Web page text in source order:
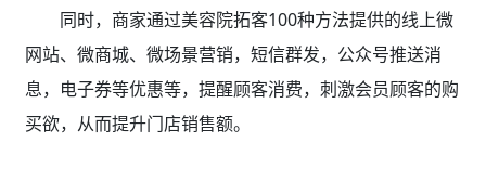
同时，商家通过美容院拓客100种方法提供的线上微
网站、微商城、微场景营销，短信群发，公众号推送消
息，电子券等优惠等，提醒顾客消费，刺激会员顾客的购
买欲，从而提升门店销售额。